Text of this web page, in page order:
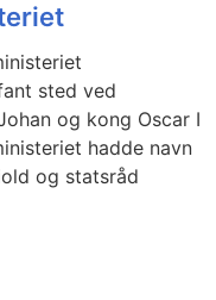
sted ved
og kong Oscar I
hadde navn
og statsråd